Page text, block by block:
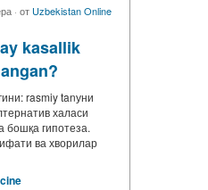
· от Uzbekistan Online
kasallik
rasmiy tanуни
халаси
бошқа гипотеза.
ва хворилар